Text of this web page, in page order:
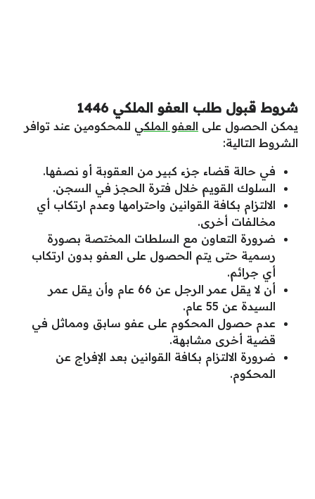
شروط قبول طلب العفو الملكي 1446
يمكن الحصول على العفو الملكي للمحكومين عند توافر
الشروط التالية:
في حالة قضاء جزء كبير من العقوبة أو نصفها.
السلوك القويم خلال فترة الحجز في السجن.
الالتزام بكافة القوانين واحترامها وعدم ارتكاب أي
مخالفات أخرى.
ضرورة التعاون مع السلطات المختصة بصورة
رسمية حتى يتم الحصول على العفو بدون ارتكاب
أي جرائم.
أن لا يقل عمر الرجل عن 66 عام وأن يقل عمر
السيدة عن 55 عام.
عدم حصول المحكوم على عفو سابق ومماثل في
قضية أخرى مشابهة.
ضرورة الالتزام بكافة القوانين بعد الإفراج عن
المحكوم.